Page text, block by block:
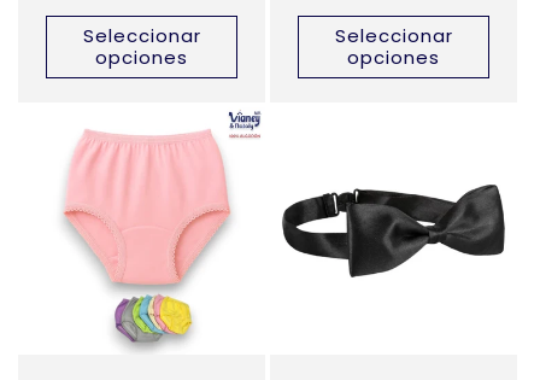
Seleccionar
opciones
Seleccionar
opciones